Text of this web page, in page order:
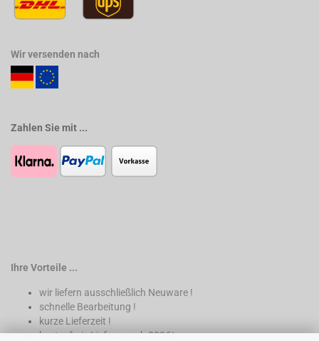
Wir versenden nach
Zahlen Sie mit ...
Ihre Vorteile ...
wir liefern ausschließlich Neuware !
schnelle Bearbeitung !
kurze Lieferzeit !
kostenfreie Lieferung ab 200€*